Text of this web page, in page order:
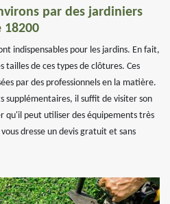
par des jardiniers
18200
indispensables pour les jardins. En fait,
tailles de ces types de clôtures. Ces
par des professionnels en la matière.
supplémentaires, il suffit de visiter son
qu'il peut utiliser des équipements très
dresse un devis gratuit et sans